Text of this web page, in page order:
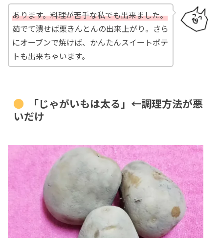
あります。料理が苦手な私でも出来ました。
茹でて潰せば栗きんとんの出来上がり。さら
にオーブンで焼けば、かんたんスイートポテ
トも出来ちゃいます。
「じゃがいもは太る」←調理方法が悪
いだけ